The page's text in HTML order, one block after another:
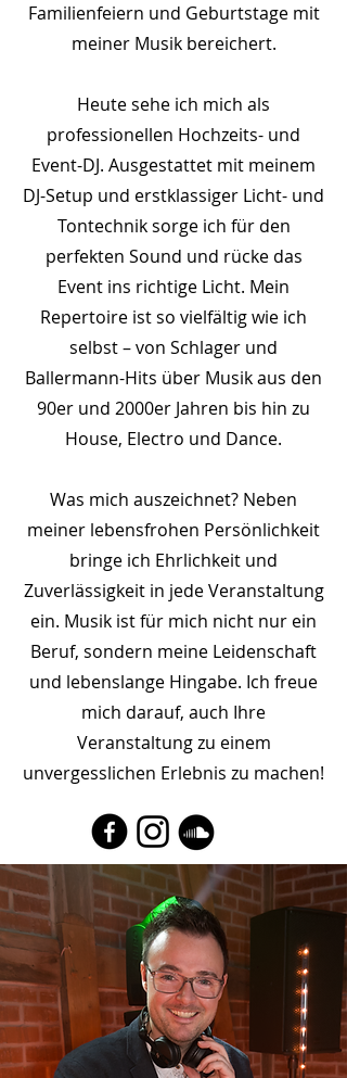
Familienfeiern und Geburtstage mit
meiner Musik bereichert.
Heute sehe ich mich als
professionellen Hochzeits- und
Event-DJ. Ausgestattet mit meinem
DJ-Setup und erstklassiger Licht- und
Tontechnik sorge ich für den
perfekten Sound und rücke das
Event ins richtige Licht. Mein
Repertoire ist so vielfältig wie ich
selbst – von Schlager und
Ballermann-Hits über Musik aus den
90er und 2000er Jahren bis hin zu
House, Electro und Dance.
Was mich auszeichnet? Neben
meiner lebensfrohen Persönlichkeit
bringe ich Ehrlichkeit und
Zuverlässigkeit in jede Veranstaltung
ein. Musik ist für mich nicht nur ein
Beruf, sondern meine Leidenschaft
und lebenslange Hingabe. Ich freue
mich darauf, auch Ihre
Veranstaltung zu einem
unvergesslichen Erlebnis zu machen!